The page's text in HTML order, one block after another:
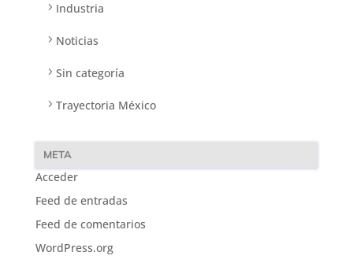
Industria
Noticias
Sin categoría
Trayectoria México
META
Acceder
Feed de entradas
Feed de comentarios
WordPress.org